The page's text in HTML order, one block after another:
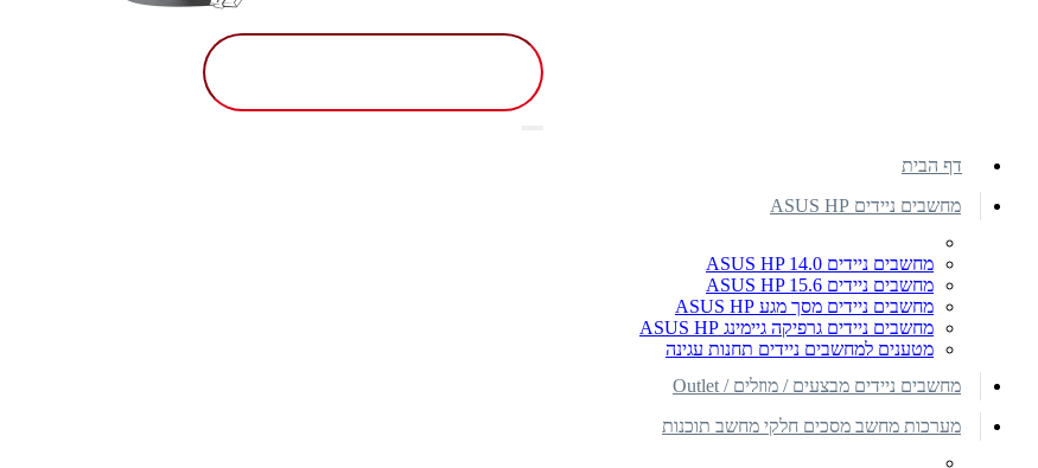
דף הבית
מחשבים ניידים ASUS HP
מחשבים ניידים ASUS HP 14.0
מחשבים ניידים ASUS HP 15.6
מחשבים ניידים מסך מגע ASUS HP
מחשבים ניידים גרפיקה גיימינג ASUS HP
מטענים למחשבים ניידים תחנות עגינה
מחשבים ניידים מבצעים / מוזלים / Outlet
מערכות מחשב מסכים חלקי מחשב תוכנות